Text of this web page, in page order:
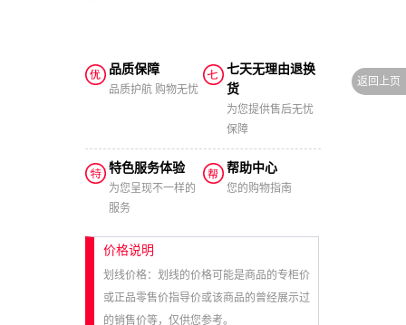
品质保障
品质护航 购物无忧
七天无理由退换
货
为您提供售后无忧
保障
特色服务体验
为您呈现不一样的
服务
帮助中心
您的购物指南
价格说明
划线价格：划线的价格可能是商品的专柜价
或正品零售价指导价或该商品的曾经展示过
的销售价等，仅供您参考。